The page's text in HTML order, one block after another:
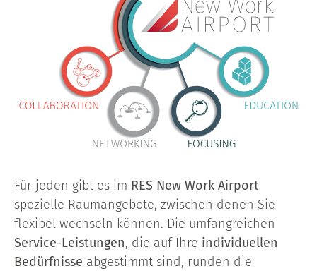
Für jeden gibt es im RES New Work Airport
spezielle Raumangebote, zwischen denen Sie
flexibel wechseln können. Die umfangreichen
Service-Leistungen, die auf Ihre individuellen
Bedürfnisse abgestimmt sind, runden die